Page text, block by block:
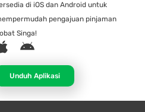
di iOS dan Android untuk
pengajuan pinjaman
Singa!
A
p
l
e
A
d
r
o
Unduh Aplikasi